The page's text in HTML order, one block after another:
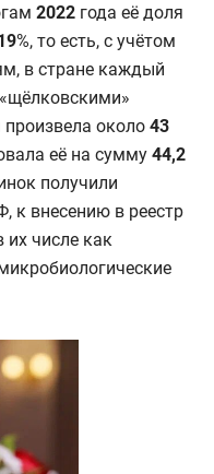
2022 года её доля
%, то есть, с учётом
в стране каждый
около 43
её на сумму 44,2
получили
к внесению в реестр
их числе как